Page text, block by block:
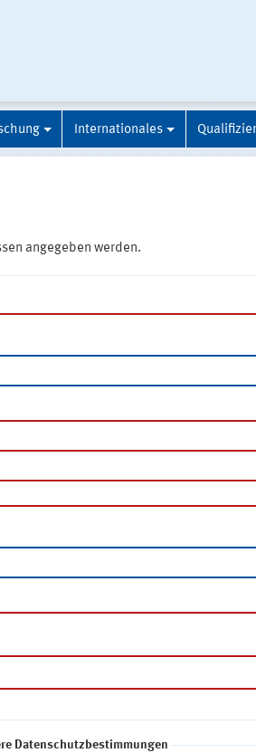
Internationales
angegeben werden.
Datenschutzbestimmungen